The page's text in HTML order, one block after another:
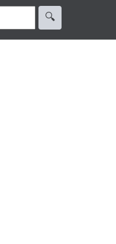
🔍︎